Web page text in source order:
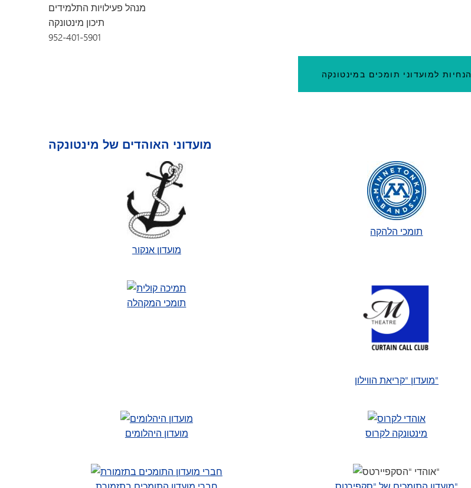
מנהל פעילויות התלמידים
תיכון מינטונקה
952-401-5901
הנחיות למועדוני תומכים במינטונקה
מועדוני האוהדים של מינטונקה
מועדון אנקור
תומכי הלהקה
תומכי המקהלה
מועדון "קריאת הווילון"
מועדון היהלומים מינטונקה לקרוס